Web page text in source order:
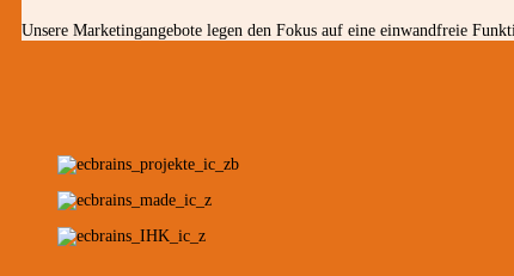
Unsere Marketingangebote legen den Fokus auf eine einwandfreie